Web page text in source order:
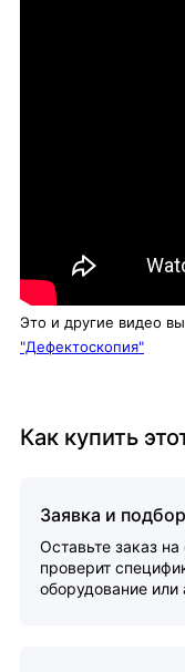
Это и другие видео
"Дефектоскопия"
Как купить
Заявка и подбор
Оставьте заказ
проверит
оборудование или